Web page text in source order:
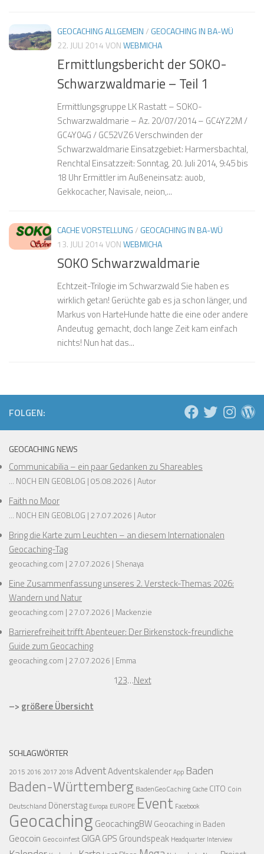
GEOCACHING ALLGEMEIN/ GEOCACHING IN BA-WÜ
22. JULI 2014VONWEBMICHA
Ermittlungsbericht der SOKO-
Schwarzwaldmarie – Teil 1
Ermittlungsgruppe LK Rastatt – SOKO-
Schwarzwaldmarie – Az. 20/07/2014 – GC4YZ2M /
GC4Y04G / GC52VZ6 Verschwinden der
Schwarzwaldmarie Einsatzgebiet: Harmersbachtal,
Renchtal Einsatzzeit: Sonntag, 20. Juli 2014, 9:45 bis
18 Uhr Ermittler im Außeneinsatz: auob,
Gekkocacher, Navisale, neion,...
CACHE VORSTELLUNG/ GEOCACHING IN BA-WÜ
13. JULI 2014VONWEBMICHA
SOKO Schwarzwaldmarie
Echtzeit-Trilogie im Schwarzwald Sie haben es
wirklich getan! Gerüchte gab es ja schon länger, und
Markus von HarteHunde hatte die eine oder andere
Andeutug gemacht, doch lange Zeit kam einfach
nichts! Nun hat das...
FOLGEN:
GEOCACHING NEWS
Communicabilia – ein paar Gedanken zu Shareables
... NOCH EIN GEOBLOG 05.08.2026 Autor
Faith no Moor
... NOCH EIN GEOBLOG 27.07.2026 Autor
Bring die Karte zum Leuchten – an diesem Internationalen
Geocaching-Tag
geocaching.com 27.07.2026 Shenaya
Eine Zusammenfassung unseres 2. Versteck-Themas 2026:
Wandern und Natur
geocaching.com 27.07.2026 Mackenzie
Barrierefreiheit trifft Abenteuer: Der Birkenstock-freundliche
Guide zum Geocaching
geocaching.com 27.07.2026 Emma
123…Next
–> größere Übersicht
SCHLAGWÖRTER
2015 2016 2017 2018 AdventAdventskalenderApp Baden
Baden-Württemberg BadenGeoCaching Cache CITO Coin
Deutschland Dönerstag Europa EUROPE Event Facebook
Geocaching GeocachingBW Geocaching in Baden
Geocoin Geocoinfest GIGAGPS Groundspeak Headquarter Interview